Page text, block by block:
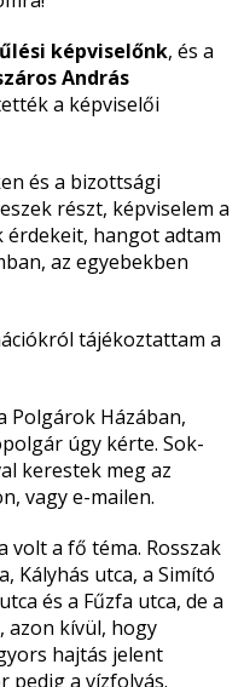
képviselőnk, és a
András
a képviselői
és a bizottsági
részt, képviselem a
érdekeit, hangot adtam
az egyebekben
tájékoztattam a
Polgárok Házában,
úgy kérte. Sok-
kerestek meg az
vagy e-mailen.
volt a fő téma. Rosszak
Kályhás utca, a Simító
és a Fűzfa utca, de a
azon kívül, hogy
hajtás jelent
pedig a vízfolyás.